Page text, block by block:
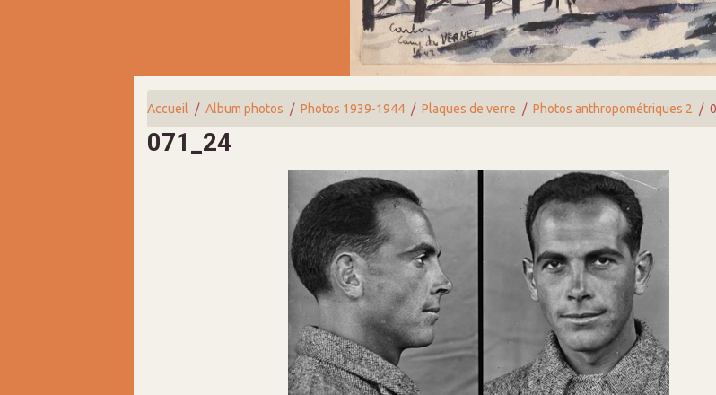
Accueil Album photos Photos 1939-1944 Plaques de verre Photos anthropométriques 2
071_24